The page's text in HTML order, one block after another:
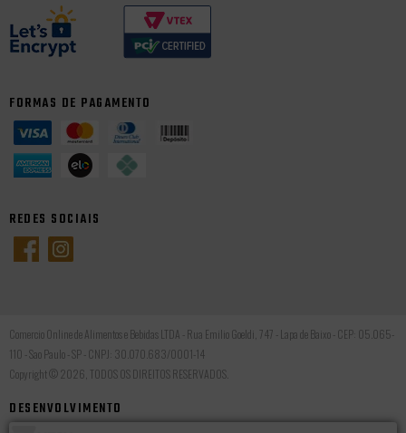
FORMAS DE PAGAMENTO
REDES SOCIAIS
Comercio Online de Alimentos e Bebidas LTDA - Rua Emilio Goeldi, 747 - Lapa de Baixo - CEP: 05.065-
110 - Sao Paulo - SP - CNPJ: 30.070.683/0001-14
Copyright © 2026, TODOS OS DIREITOS RESERVADOS.
DESENVOLVIMENTO